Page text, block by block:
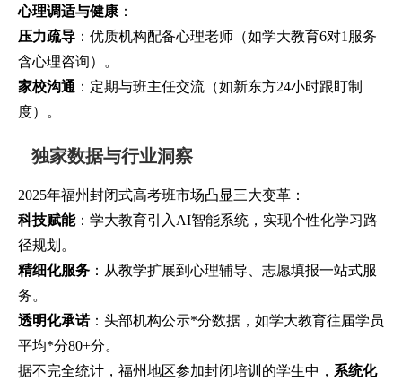
心理调适与健康 ：
压力疏导 ：优质机构配备心理老师（如学大教育6对1服务
含心理咨询）。
家校沟通 ：定期与班主任交流（如新东方24小时跟盯制
度）。
独家数据与行业洞察
2025年福州封闭式高考班市场凸显三大变革：
科技赋能：学大教育引入AI智能系统，实现个性化学习路
径规划。
精细化服务 ：从教学扩展到心理辅导、志愿填报一站式服
务。
透明化承诺：头部机构公示*分数据，如学大教育往届学员
平均*分80+分。
据不完全统计，福州地区参加封闭培训的学生中， 系统化